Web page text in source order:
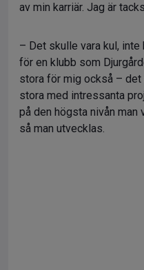
av min karriär. Jag är
– Det skulle vara kul, inte
för en klubb som
stora för mig också –
stora med intressanta
på den högsta nivån
så man utvecklas.